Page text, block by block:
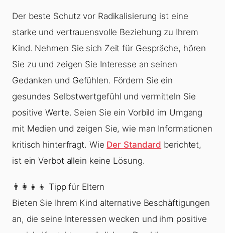
Der beste Schutz vor Radikalisierung ist eine
starke und vertrauensvolle Beziehung zu Ihrem
Kind. Nehmen Sie sich Zeit für Gespräche, hören
Sie zu und zeigen Sie Interesse an seinen
Gedanken und Gefühlen. Fördern Sie ein
gesundes Selbstwertgefühl und vermitteln Sie
positive Werte. Seien Sie ein Vorbild im Umgang
mit Medien und zeigen Sie, wie man Informationen
kritisch hinterfragt. Wie Der Standard berichtet,
ist ein Verbot allein keine Lösung.
👨‍👩‍👧‍👦 Tipp für Eltern
Bieten Sie Ihrem Kind alternative Beschäftigungen
an, die seine Interessen wecken und ihm positive